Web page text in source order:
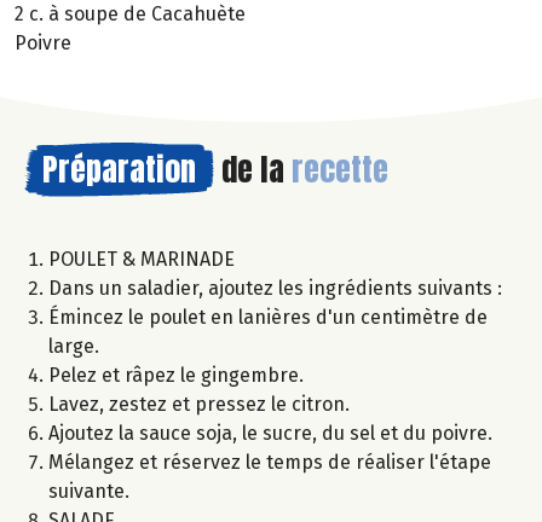
2 c. à soupe de Cacahuète
Poivre
Préparation de la recette
POULET & MARINADE
Dans un saladier, ajoutez les ingrédients suivants :
Émincez le poulet en lanières d'un centimètre de
large.
Pelez et râpez le gingembre.
Lavez, zestez et pressez le citron.
Ajoutez la sauce soja, le sucre, du sel et du poivre.
Mélangez et réservez le temps de réaliser l'étape
suivante.